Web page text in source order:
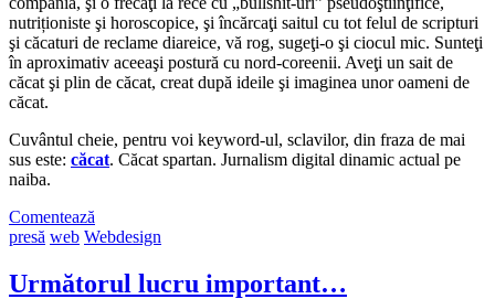
nutriționiste şi horoscopice, şi încărcaţi saitul cu tot felul de scripturi
şi căcaturi de reclame diareice, vă rog, sugeţi-o şi ciocul mic. Sunteţi
în aproximativ aceeaşi postură cu nord-coreenii. Aveţi un sait de
căcat şi plin de căcat, creat după ideile şi imaginea unor oameni de
căcat.
Cuvântul cheie, pentru voi keyword-ul, sclavilor, din fraza de mai
sus este: căcat. Căcat spartan. Jurnalism digital dinamic actual pe
naiba.
Comentează
presă web Webdesign
Următorul lucru important…